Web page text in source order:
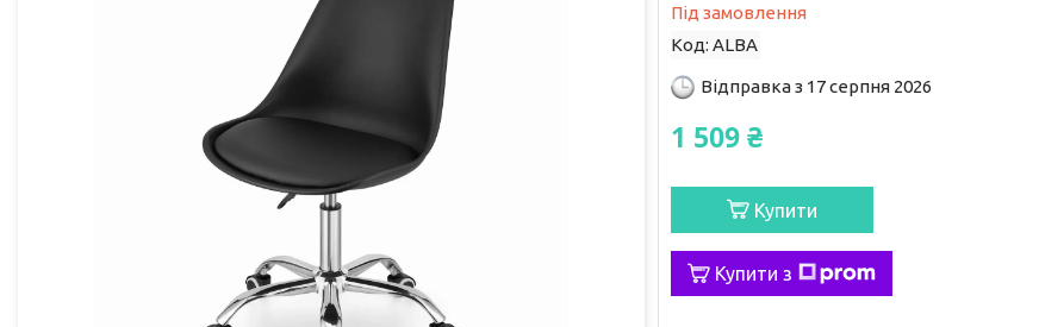
Під замовлення
Код: ALBA
Відправка з 17 серпня 2026
1 509 ₴
Купити
Купити з